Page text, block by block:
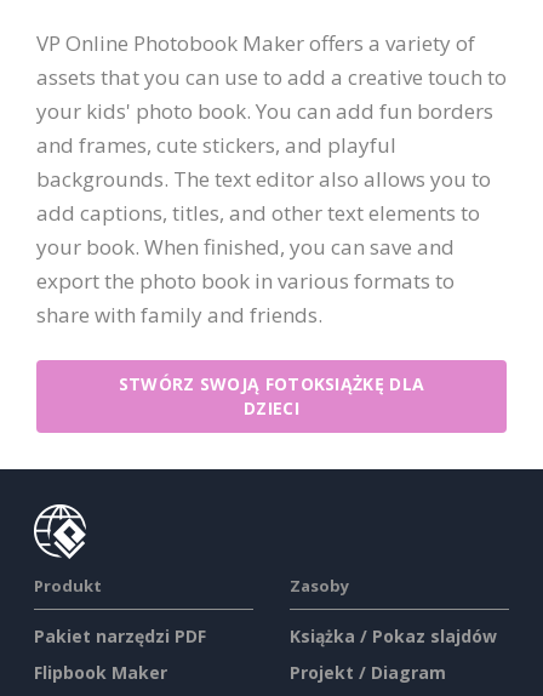
VP Online Photobook Maker offers a variety of
assets that you can use to add a creative touch to
your kids' photo book. You can add fun borders
and frames, cute stickers, and playful
backgrounds. The text editor also allows you to
add captions, titles, and other text elements to
your book. When finished, you can save and
export the photo book in various formats to
share with family and friends.
STWÓRZ SWOJĄ FOTOKSIĄŻKĘ DLA
DZIECI
Produkt
Pakiet narzędzi PDF
Flipbook Maker
Zasoby
Książka / Pokaz slajdów
Projekt / Diagram